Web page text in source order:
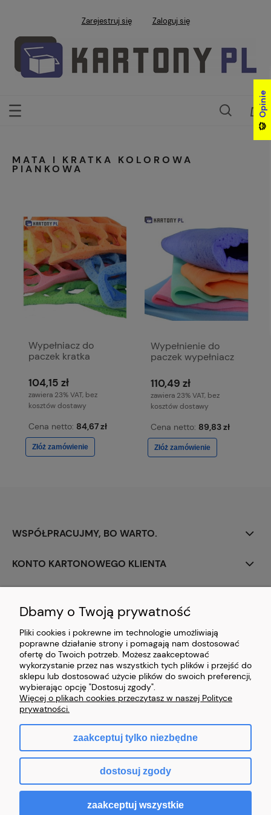
Zarejestruj się Zaloguj się
MATA I KRATKA KOLOROWA
PIANKOWA
Wypełniacz do
paczek kratka
104,15 zł
zawiera 23% VAT, bez
kosztów dostawy
Cena netto: 84,67 zł
Złóż zamówienie
Wypełnienie do
paczek wypełniacz
110,49 zł
zawiera 23% VAT, bez
kosztów dostawy
Cena netto: 89,83 zł
Złóż zamówienie
WSPÓŁPRACUJMY, BO WARTO.
KONTO KARTONOWEGO KLIENTA
PŁATNOŚCI I DOSTAWA
ZAWARCIE UMOWY
Sklep internetowy Shoper.pl
Dbamy o Twoją prywatność
Pliki cookies i pokrewne im technologie umożliwiają
poprawne działanie strony i pomagają nam dostosować
ofertę do Twoich potrzeb. Możesz zaakceptować
wykorzystanie przez nas wszystkich tych plików i przejść do
sklepu lub dostosować użycie plików do swoich preferencji,
wybierając opcję "Dostosuj zgody".
Więcej o plikach cookies przeczytasz w naszej Polityce
prywatności.
zaakceptuj tylko niezbędne
dostosuj zgody
zaakceptuj wszystkie
Opinie
Opinie